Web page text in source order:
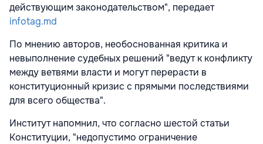
действующим законодательством", передает
infotag.md
По мнению авторов, необоснованная критика и
невыполнение судебных решений "ведут к конфликту
между ветвями власти и могут перерасти в
конституционный кризис с прямыми последствиями
для всего общества".
Институт напомнил, что согласно шестой статьи
Конституции, "недопустимо ограничение